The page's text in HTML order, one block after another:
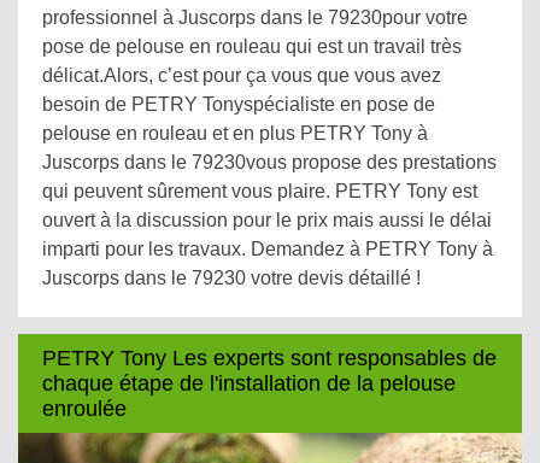
professionnel à Juscorps dans le 79230pour votre
pose de pelouse en rouleau qui est un travail très
délicat.Alors, c’est pour ça vous que vous avez
besoin de PETRY Tonyspécialiste en pose de
pelouse en rouleau et en plus PETRY Tony à
Juscorps dans le 79230vous propose des prestations
qui peuvent sûrement vous plaire. PETRY Tony est
ouvert à la discussion pour le prix mais aussi le délai
imparti pour les travaux. Demandez à PETRY Tony à
Juscorps dans le 79230 votre devis détaillé !
PETRY Tony Les experts sont responsables de
chaque étape de l'installation de la pelouse
enroulée